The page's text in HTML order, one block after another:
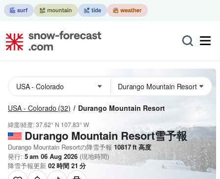
USA - Colorado (32) Durango Mountain Resort
緯度/経度:37.62° N 107.83° W
Durango Mountain Resort雪予報
Durango Mountain Resortの降雪予報 10817ft高度
発行: 5 am 06 Aug 2026 (現地時間)
降雪予報更新 02時間 21 分